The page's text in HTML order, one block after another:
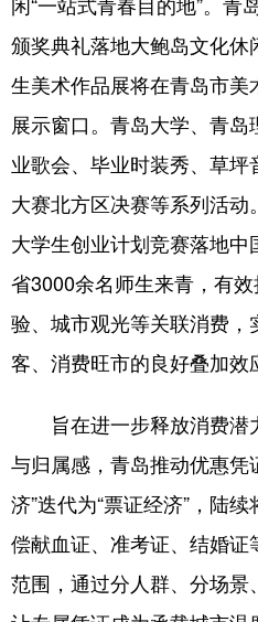
颁奖典礼落地大鲍岛文化
生美术作品展将在青岛市
展示窗口。青岛大学、青
业歌会、毕业时装秀、草
大赛北方区决赛等系列活动
大学生创业计划竞赛落地
省3000余名师生来青，有
验、城市观光等关联消费，
客、消费旺市的良好叠加效
旨在进一步释放消费潜
与归属感，青岛推动优惠凭
济”迭代为“票证经济”，陆
偿献血证、准考证、结婚
范围，通过分人群、分场景